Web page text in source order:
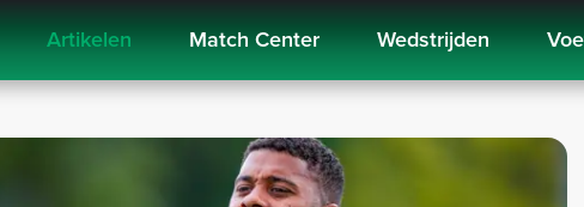
Artikelen Match Center Wedstrijden